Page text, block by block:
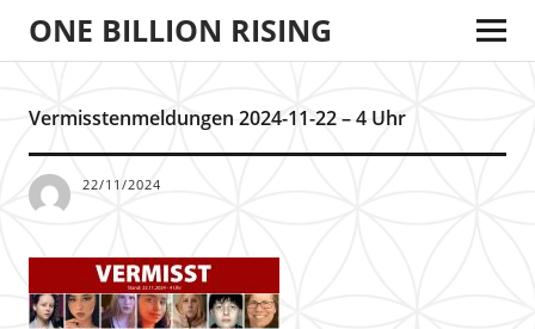
ONE BILLION RISING
Vermisstenmeldungen 2024-11-22 – 4 Uhr
22/11/2024